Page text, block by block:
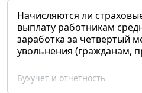
Начисляются ли
выплату работникам
заработка за четвертый
увольнения (гражданам,
Бухучет и отчетность